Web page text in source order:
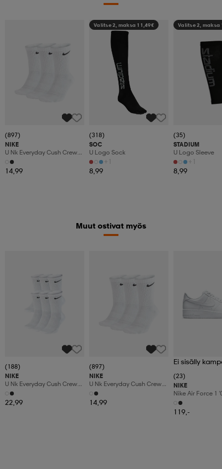
(897)
NIKE
U Nk Everyday Cush Crew
3pr
14,99
Valitse 2, maksa 11,49€
(318)
SOC
U Logo Sock
+1
8,99
Valitse 2, maksa
(35)
STADIUM
U Logo Sleeve
+1
8,99
Muut ostivat myös
(188)
NIKE
U Nk Everyday Cush Crew
6pr-Bd
22,99
(897)
NIKE
U Nk Everyday Cush Crew
3pr
14,99
Ei sisälly
(23)
NIKE
Nike Air Force 1
Shoes
119,-